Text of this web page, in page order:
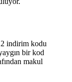
indirim kodu
bir kod
makul